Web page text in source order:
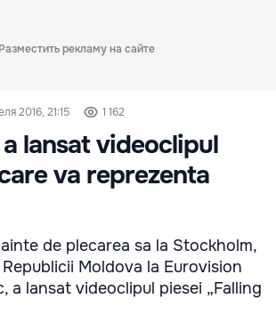
Разместить рекламу на сайте
2016, 21:15 1 162
lansat videoclipul
va reprezenta
de plecarea sa la Stockholm,
Moldova la Eurovision
a lansat videoclipul piesei „Falling